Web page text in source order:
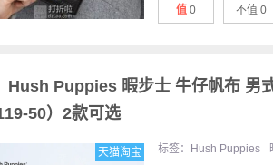
值 0 不值 0
Hush Puppies 暇步士 牛仔帆布 男
50）2款可选
天猫淘宝 标签： Hush Puppies